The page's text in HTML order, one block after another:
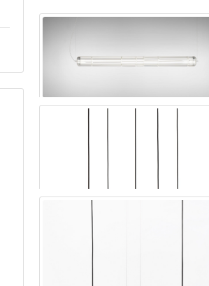
STACKING S 吊灯